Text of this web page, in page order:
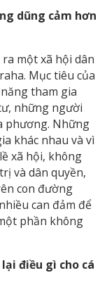
dũng cảm hơn
một xã hội dân
Mục tiêu của
tham gia
những người
phương. Những
khác nhau và vì
xã hội, không
và dân quyền,
con đường
can đảm để
phần không
điều gì cho cá